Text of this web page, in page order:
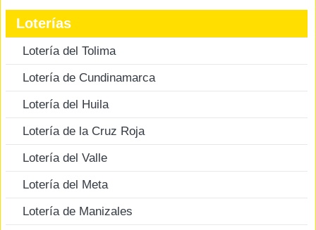
Loterías
Lotería del Tolima
Lotería de Cundinamarca
Lotería del Huila
Lotería de la Cruz Roja
Lotería del Valle
Lotería del Meta
Lotería de Manizales